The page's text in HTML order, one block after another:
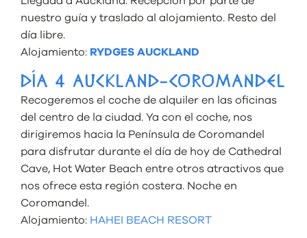
nuestro guía y traslado al alojamiento. Resto del
día libre.
Alojamiento: RYDGES AUCKLAND
DÍA 4 AUCKLAND-COROMANDEL
Recogeremos el coche de alquiler en las oficinas
del centro de la ciudad. Ya con el coche, nos
dirigiremos hacia la Península de Coromandel
para disfrutar durante el día de hoy de Cathedral
Cave, Hot Water Beach entre otros atractivos que
nos ofrece esta región costera. Noche en
Coromandel.
Alojamiento: HAHEI BEACH RESORT